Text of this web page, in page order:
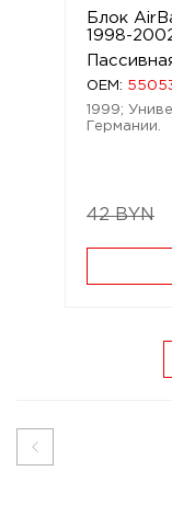
Блок
1998-
OEM:
1999;
Германии.
42 BYN